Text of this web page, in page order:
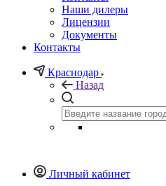
Наши дилеры
Лицензии
Документы
Контакты
Краснодар
Назад
Личный кабинет